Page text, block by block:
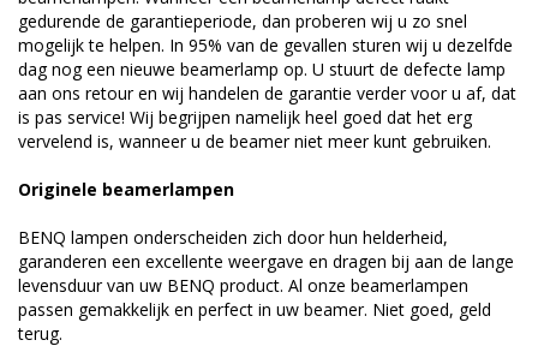
gedurende de garantieperiode, dan proberen wij u zo snel
mogelijk te helpen. In 95% van de gevallen sturen wij u dezelfde
dag nog een nieuwe beamerlamp op. U stuurt de defecte lamp
aan ons retour en wij handelen de garantie verder voor u af, dat
is pas service! Wij begrijpen namelijk heel goed dat het erg
vervelend is, wanneer u de beamer niet meer kunt gebruiken.
Originele beamerlampen
BENQ lampen onderscheiden zich door hun helderheid,
garanderen een excellente weergave en dragen bij aan de lange
levensduur van uw BENQ product. Al onze beamerlampen
passen gemakkelijk en perfect in uw beamer. Niet goed, geld
terug.